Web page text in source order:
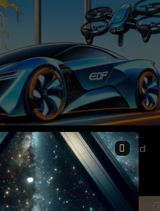
et équipes Hyundai Ford
et enjeux Hyundai, Ford
23 JUILLET 2026
×